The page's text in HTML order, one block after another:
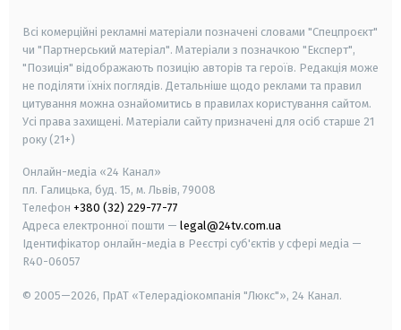
Всі комерційні рекламні матеріали позначені словами "Спецпроєкт"
чи "Партнерський матеріал". Матеріали з позначкою "Експерт",
"Позиція" відображають позицію авторів та героїв. Редакція може
не поділяти їхніх поглядів. Детальніше щодо реклами та правил
цитування можна ознайомитись в правилах користування сайтом.
Усі права захищені. Матеріали сайту призначені для осіб старше 21
року (21+)
Онлайн-медіа «24 Канал»
пл. Галицька, буд. 15, м. Львів, 79008
Телефон +380 (32) 229-77-77
Адреса електронної пошти — legal@24tv.com.ua
Ідентифікатор онлайн-медіа в Реєстрі суб'єктів у сфері медіа —
R40-06057
© 2005—2026, ПрАТ «Телерадіокомпанія "Люкс"», 24 Канал.